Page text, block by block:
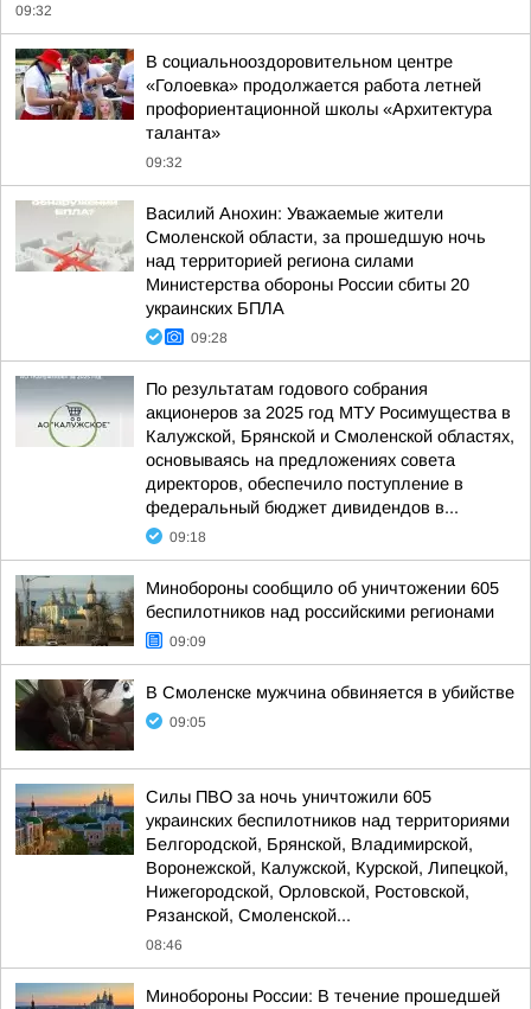
09:32
В социальнооздоровительном центре
«Голоевка» продолжается работа летней
профориентационной школы «Архитектура
таланта»
09:32
Василий Анохин: Уважаемые жители
Смоленской области, за прошедшую ночь
над территорией региона силами
Министерства обороны России сбиты 20
украинских БПЛА
09:28
По результатам годового собрания
акционеров за 2025 год МТУ Росимущества в
Калужской, Брянской и Смоленской областях,
основываясь на предложениях совета
директоров, обеспечило поступление в
федеральный бюджет дивидендов в...
09:18
Минобороны сообщило об уничтожении 605
беспилотников над российскими регионами
09:09
В Смоленске мужчина обвиняется в убийстве
09:05
Силы ПВО за ночь уничтожили 605
украинских беспилотников над территориями
Белгородской, Брянской, Владимирской,
Воронежской, Калужской, Курской, Липецкой,
Нижегородской, Орловской, Ростовской,
Рязанской, Смоленской...
08:46
Минобороны России: В течение прошедшей